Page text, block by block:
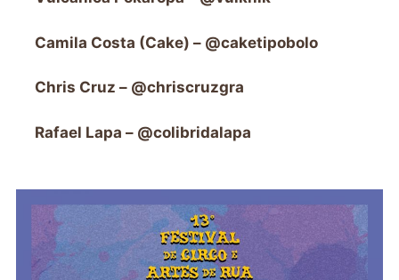
Camila Costa (Cake) – @caketipobolo
Chris Cruz – @chriscruzgra
Rafael Lapa – @colibridalapa